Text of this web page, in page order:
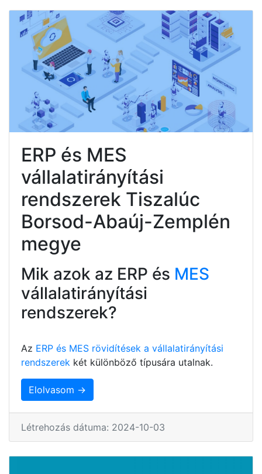
ERP és MES
vállalatirányítási
rendszerek Tiszalúc
Borsod-Abaúj-Zemplén
megye
Mik azok az ERP és MES
vállalatirányítási
rendszerek?
Az ERP és MES rövidítések a vállalatirányítási
rendszerek két különböző típusára utalnak.
Elolvasom →
Létrehozás dátuma: 2024-10-03